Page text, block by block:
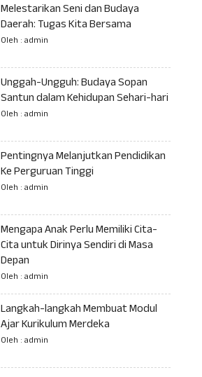
Melestarikan Seni dan Budaya
Daerah: Tugas Kita Bersama
Oleh : admin
Unggah-Ungguh: Budaya Sopan
Santun dalam Kehidupan Sehari-hari
Oleh : admin
Pentingnya Melanjutkan Pendidikan
Ke Perguruan Tinggi
Oleh : admin
Mengapa Anak Perlu Memiliki Cita-
Cita untuk Dirinya Sendiri di Masa
Depan
Oleh : admin
Langkah-langkah Membuat Modul
Ajar Kurikulum Merdeka
Oleh : admin